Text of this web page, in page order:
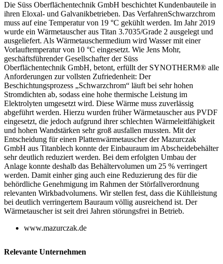
Die Süss Oberflächentechnik GmbH beschichtet Kundenbauteile in
ihren Eloxal- und Galvanikbetrieben. Das VerfahrenSchwarzchrom
muss auf eine Temperatur von 19 °C gekühlt werden. Im Jahr 2019
wurde ein Wärmetauscher aus Titan 3.7035/Grade 2 ausgelegt und
ausgeliefert. Als Wärmetauschermedium wird Wasser mit einer
Vorlauf­temperatur von 10 °C eingesetzt. Wie Jens Mohr,
geschäftsführender Gesellschafter der Süss
Oberflächentechnik GmbH, betont, erfüllt der SYNOTHERM® alle
Anforderungen zur vollsten Zufriedenheit: Der
Beschichtungsprozess „Schwarzchrom“ läuft bei sehr hohen
Stromdichten ab, sodass eine hohe thermische Leistung im
Elektrolyten umgesetzt wird. Diese Wärme muss zuverlässig
abgeführt werden. Hierzu wurden früher Wärmetauscher aus PVDF
eingesetzt, die jedoch aufgrund ihrer schlechten Wärmeleitfähigkeit
und hohen Wandstärken sehr groß ausfallen mussten. Mit der
Entscheidung für einen Plattenwärmetauscher der Mazurczak
GmbH aus Titanblech konnte der Einbauraum im Abscheidebehälter
sehr deutlich reduziert werden. Bei dem erfolgten Umbau der
Anlage konnte deshalb das Behältervolumen um 25 % verringert
werden. Damit einher ging auch eine Reduzierung des für die
behördliche Genehmigung im Rahmen der Störfallverordnung
relevanten Wirkbadvolumens. Wir stellen fest, dass die Kühlleistung
bei deutlich verringertem Bauraum völlig ausreichend ist. Der
Wärmetauscher ist seit drei Jahren störungsfrei in Betrieb.
www.mazurczak.de
Relevante Unternehmen